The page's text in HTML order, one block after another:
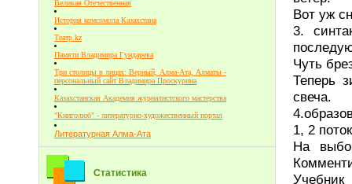
Великая Отечественная
История комсомола Казахстана
Театр.kz
Памяти Владимира Гундарева
Три столицы в лицах: Верный, Алма-Ата, Алматы -
персональный сайт Владимира Проскурина
Казахстанская Академия журналистского мастерства
"Книголюб" - литературно-художественный портал
Литературная Алма-Ата
Статистика
Вот уж
3.
Чуть
Теперь
свеча.
1, 2
На
Учебник